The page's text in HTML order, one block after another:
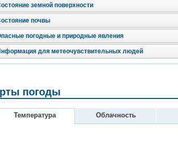
земной поверхности
почвы
погодные и природные явления
для метеочувствительных людей
погоды
Температура Облачность